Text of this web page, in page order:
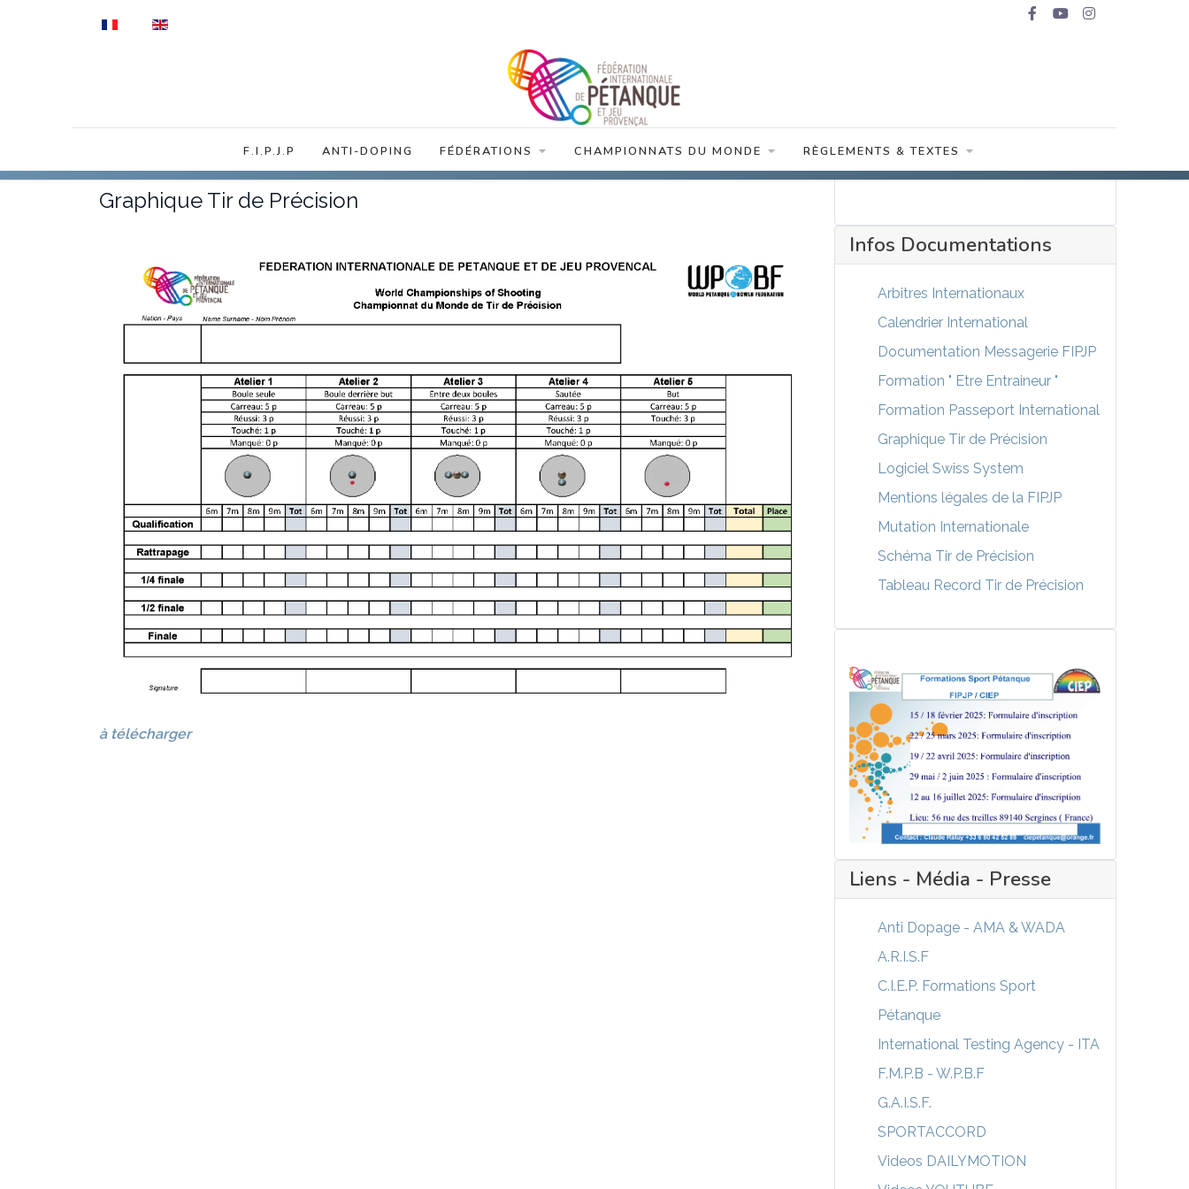
F.I.P.J.P ANTI-DOPING FÉDÉRATIONS CHAMPIONNATS DU MONDE RÈGLEMENTS & TEXTES
Infos Documentations
Arbitres Internationaux
Calendrier International
Documentation Messagerie FIPJP
Formation " Etre Entraineur "
Formation Passeport International
Graphique Tir de Précision
Logiciel Swiss System
Mentions légales de la FIPJP
Mutation Internationale
Schéma Tir de Précision
Tableau Record Tir de Précision
Liens - Média - Presse
Anti Dopage - AMA & WADA
A.R.I.S.F
C.I.E.P. Formations Sport
Pétanque
International Testing Agency - ITA
F.M.P.B - W.P.B.F
G.A.I.S.F.
SPORTACCORD
Videos DAILYMOTION
Graphique Tir de Précision
à télécharger